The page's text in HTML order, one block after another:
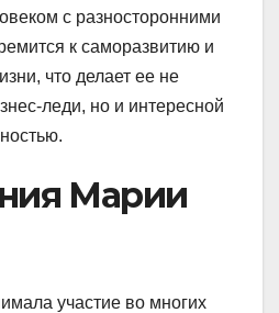
с разносторонними
к саморазвитию и
что делает ее не
леди, но и интересной
Марии
участие во многих